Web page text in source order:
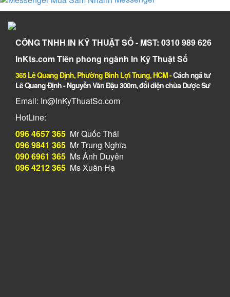
CÔNG TNHH IN KỸ THUẬT SỐ - MST: 0310 989 626
InKts.com Tiên phong ngành In Kỹ Thuật Số
365 Lê Quang Định, Phường Bình Lợi Trung, HCM-Cách ngã tư
Lê Quang Định - Nguyễn Văn Đậu 300m, đối diện chùa Dược Sư
Email: In@InKyThuatSo.com
HotLine:
096 4657 365 Mr Quốc Thái
096 9841 365 Mr Trung Nghĩa
090 6961 365 Ms Ánh Duyên
096 4212 365 Ms Xuân Hạ